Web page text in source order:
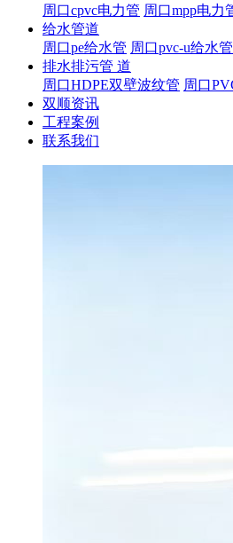
周口cpvc电力管 周口mpp电力
给水管道
周口pe给水管 周口pvc-u给水管
排水排污管 道
周口HDPE双壁波纹管 周口
双顺资讯
工程案例
联系我们